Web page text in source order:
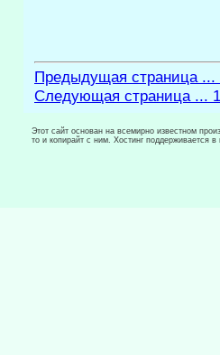
Предыдущая страница ...
Следующая страница ...
Этот сайт основан на всемирно известном
то и копирайт с ним. Хостинг поддерживается